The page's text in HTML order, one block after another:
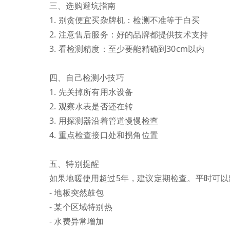
三、选购避坑指南
1. 别贪便宜买杂牌机：检测不准等于白买
2. 注意售后服务：好的品牌都提供技术支持
3. 看检测精度：至少要能精确到30cm以内
四、自己检测小技巧
1. 先关掉所有用水设备
2. 观察水表是否还在转
3. 用探测器沿着管道慢慢检查
4. 重点检查接口处和拐角位置
五、特别提醒
如果地暖使用超过5年，建议定期检查。平时可以
- 地板突然鼓包
- 某个区域特别热
- 水费异常增加